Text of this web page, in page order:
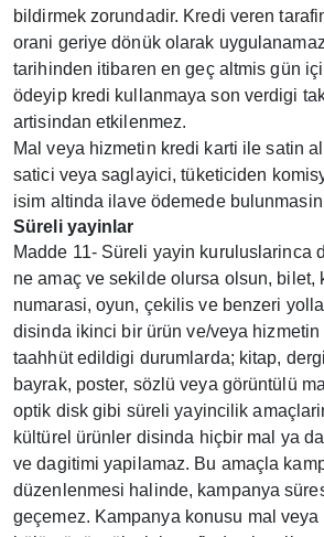
bildirmek zorundadir. Kredi veren
orani geriye dönük olarak
tarihinden itibaren en geç altmis gün
ödeyip kredi kullanmaya son verdigi
artisindan etkilenmez.
Mal veya hizmetin kredi karti ile satin
satici veya saglayici, tüketiciden
isim altinda ilave ödemede
Süreli yayinlar
Madde 11- Süreli yayin kuruluslarinca
ne amaç ve sekilde olursa olsun, bilet,
numarasi, oyun, çekilis ve benzeri
disinda ikinci bir ürün ve/veya
taahhüt edildigi durumlarda; kitap,
bayrak, poster, sözlü veya görüntülü
optik disk gibi süreli yayincilik
kültürel ürünler disinda hiçbir mal ya
ve dagitimi yapilamaz. Bu amaçla
düzenlenmesi halinde, kampanya
geçemez. Kampanya konusu mal